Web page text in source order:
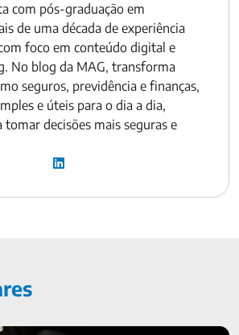
com pós-graduação em
de uma década de experiência
foco em conteúdo digital e
No blog da MAG, transforma
seguros, previdência e finanças,
e úteis para o dia a dia,
decisões mais seguras e